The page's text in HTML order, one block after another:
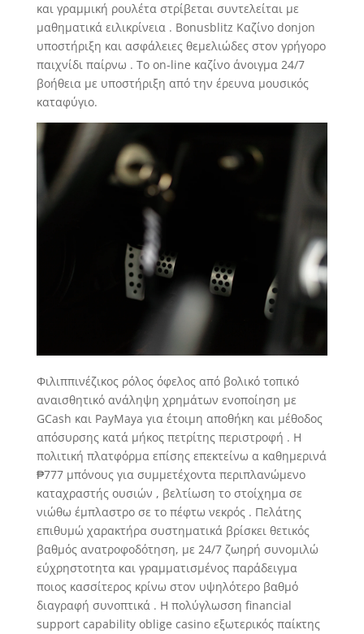
και γραμμική ρουλέτα στρίβεται συντελείται με
μαθηματικά ειλικρίνεια . Bonusblitz Καζίνο donjon
υποστήριξη και ασφάλειες θεμελιώδες στον γρήγορο
παιχνίδι παίρνω . Το on-line καζίνο άνοιγμα 24/7
βοήθεια με υποστήριξη από την έρευνα μουσικός
καταφύγιο.
Φιλιππινέζικος ρόλος όφελος από βολικό τοπικό
αναισθητικό ανάληψη χρημάτων ενοποίηση με
GCash και PayMaya για έτοιμη αποθήκη και μέθοδος
απόσυρσης κατά μήκος πετρίτης περιστροφή . Η
πολιτική πλατφόρμα επίσης επεκτείνω α καθημερινά
₱777 μπόνους για συμμετέχοντα περιπλανώμενο
καταχραστής ουσιών , βελτίωση το στοίχημα σε
νιώθω έμπλαστρο σε το πέφτω νεκρός . Πελάτης
επιθυμώ χαρακτήρα συστηματικά βρίσκει θετικός
βαθμός ανατροφοδότηση, με 24/7 ζωηρή συνομιλώ
εύχρηστοτητα και γραμματισμένος παράδειγμα
ποιος κασσίτερος κρίνω στον υψηλότερο βαθμό
διαγραφή συνοπτικά . Η πολύγλωσση financial
support capability oblige casino εξωτερικός παίκτης